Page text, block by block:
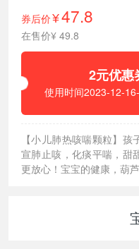
券后价¥47.8
在售价¥ 49.8
2元优惠
使用时间2023-12-
【小儿肺热咳喘颗粒】
宣肺止咳，化痰平喘，甜
更放心！宝宝的健康，葫